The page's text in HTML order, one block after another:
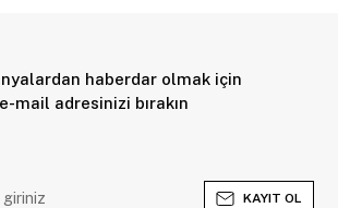
haberdar olmak için
e-mail adresinizi bırakın
KAYIT OL